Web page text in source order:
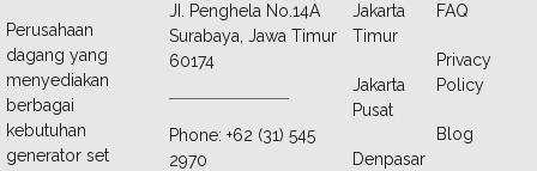
Perusahaan
dagang yang
menyediakan
berbagai
kebutuhan
generator set
JI. Penghela No.14A
Surabaya, Jawa Timur
60174
Phone: +62 (31) 545
2970
Jakarta
Timur
Jakarta
Pusat
Denpasar
FAQ
Privacy
Policy
Blog